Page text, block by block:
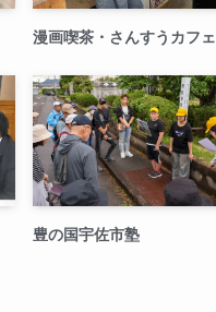
漫画喫茶・さんすうカフェ
豊の国宇佐市塾